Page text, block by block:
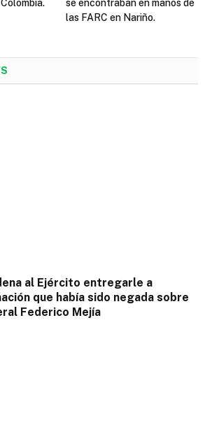
se encontraban en manos de
las FARC en Nariño.
al Ejército entregarle a
que había sido negada sobre
Federico Mejía